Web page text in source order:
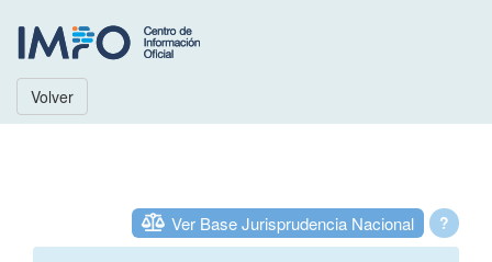
Volver
?
Ver Base Jurisprudencia Nacional